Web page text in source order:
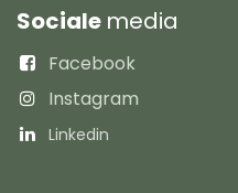
Sociale media
Facebook
Instagram
Linkedin